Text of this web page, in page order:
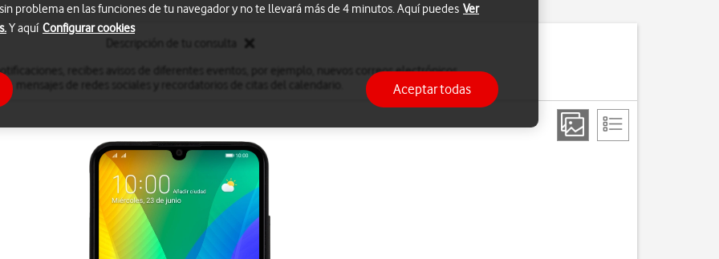
recibes avisos de diferentes eventos, por ejemplo, nuevos correos electrónicos,
problema en las funciones de tu navegador y no te llevará más de 4 minutos. Aquí puedes Ver
Y aquí Configurar cookies
Aceptar todas